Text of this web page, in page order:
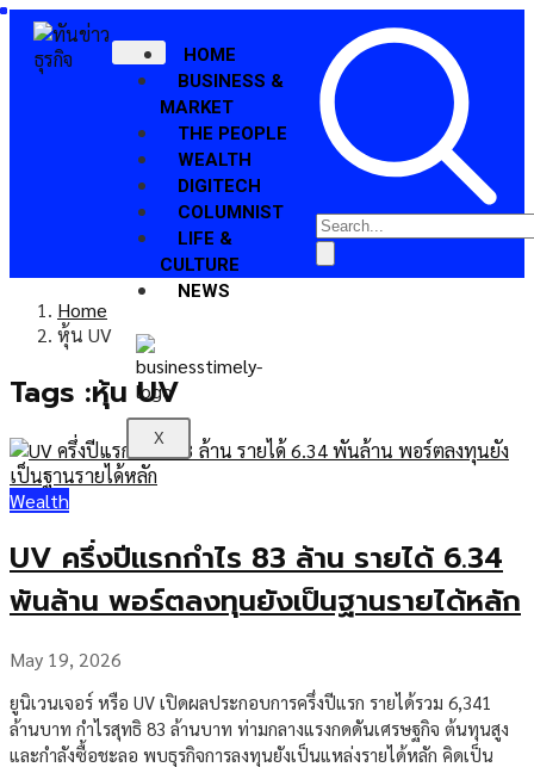
HOME
BUSINESS &
MARKET
THE PEOPLE
WEALTH
DIGITECH
COLUMNIST
LIFE &
CULTURE
NEWS
X
Home
หุ้น UV
Tags :หุ้น UV
Wealth
UV ครึ่งปีแรกกำไร 83 ล้าน รายได้ 6.34
พันล้าน พอร์ตลงทุนยังเป็นฐานรายได้หลัก
May 19, 2026
ยูนิเวนเจอร์ หรือ UV เปิดผลประกอบการครึ่งปีแรก รายได้รวม 6,341
ล้านบาท กำไรสุทธิ 83 ล้านบาท ท่ามกลางแรงกดดันเศรษฐกิจ ต้นทุนสูง
และกำลังซื้อชะลอ พบธุรกิจการลงทุนยังเป็นแหล่งรายได้หลัก คิดเป็น